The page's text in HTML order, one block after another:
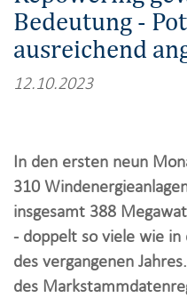
Bedeutung -
ausreichend
12.10.2023
In den ersten neun
310
insgesamt 388
- doppelt so viele wie
des vergangenen
des